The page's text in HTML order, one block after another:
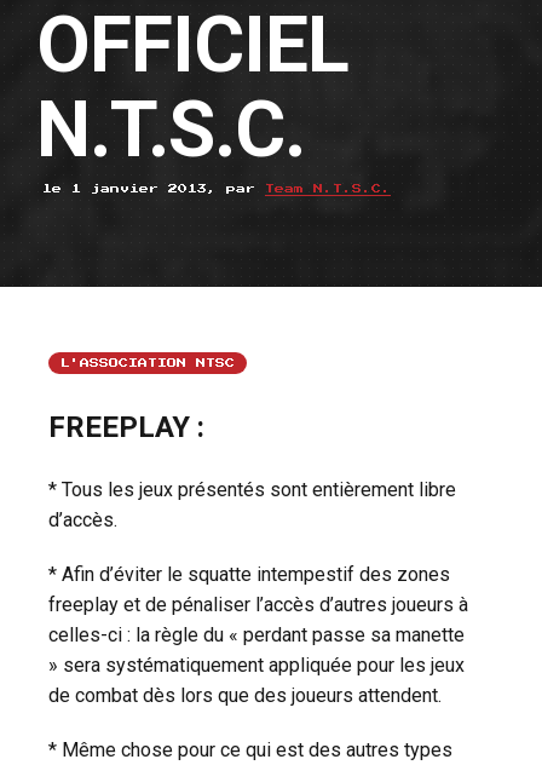
OFFICIEL
N.T.S.C.
le 1 janvier 2013, par Team N.T.S.C.
L'ASSOCIATION NTSC
FREEPLAY :
* Tous les jeux présentés sont entièrement libre
d’accès.
* Afin d’éviter le squatte intempestif des zones
freeplay et de pénaliser l’accès d’autres joueurs à
celles-ci : la règle du « perdant passe sa manette
» sera systématiquement appliquée pour les jeux
de combat dès lors que des joueurs attendent.
* Même chose pour ce qui est des autres types